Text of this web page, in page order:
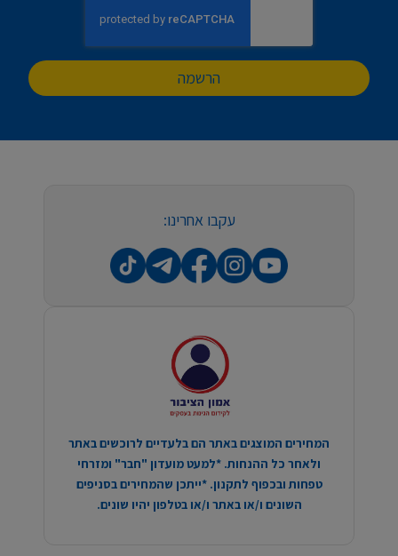
הרשמה
עקבו אחרינו:
המחירים המוצגים באתר הם בלעדיים לרוכשים באתר
ולאחר כל ההנחות. *למעט מועדון "חבר" ומזרחי
טפחות ובכפוף לתקנון. *ייתכן שהמחירים בסניפים
השונים ו/או באתר ו/או בטלפון יהיו שונים.